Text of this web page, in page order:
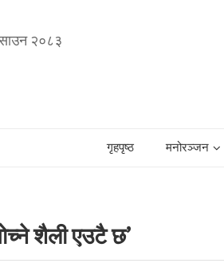
२०८३
गृहपृष्ठ मनोरञ्जन
शैली एउटै छ’